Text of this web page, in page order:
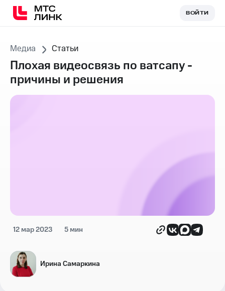
ВОЙТИВОЙТИ
Медиа Статьи
Плохая видеосвязь по ватсапу -
причины и решения
12 мар 2023 5 мин
Ирина Самаркина